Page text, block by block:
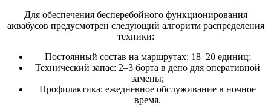
Для обеспечения бесперебойного функционирования
аквабусов предусмотрен следующий алгоритм распределения
техники:
Постоянный состав на маршрутах: 18–20 единиц;
Технический запас: 2–3 борта в депо для оперативной
замены;
Профилактика: ежедневное обслуживание в ночное
время.